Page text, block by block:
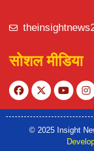
सोशल मीडिया
© 2025 Insight